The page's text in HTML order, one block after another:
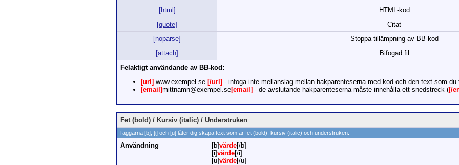
[html]
HTML-kod
[quote]
Citat
[noparse]
Stoppa tillämpning av BB-kod
[attach]
Bifogad fil
Felaktigt användande av BB-kod:
[url] www.exempel.se [/url] - infoga inte mellanslag mellan hakparenteserna med kod och den text som du
[email]mittnamn@exempel.se[email] - de avslutande hakparenteserna måste innehålla ett snedstreck ([/
Fet (bold) / Kursiv (italic) / Understruken
Taggarna [b], [i] och [u] låter dig skapa text som är fet (bold), kursiv (italic) och understruken.
Användning [b]värde[/b]
[i]värde[/i]
[u]värde[/u]